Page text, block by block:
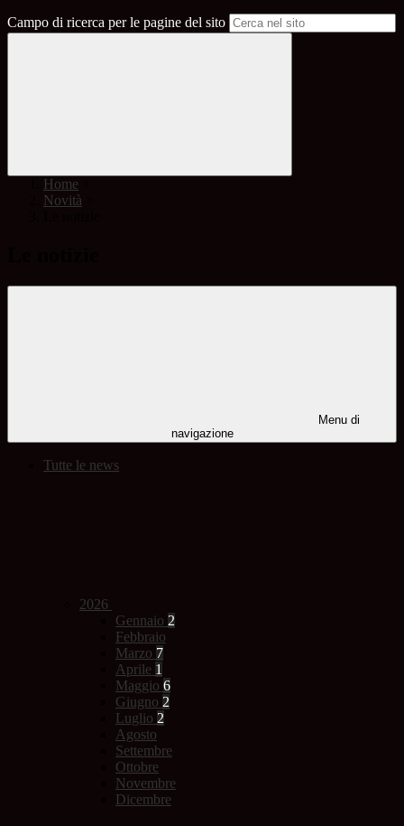
Campo di ricerca per le pagine del sito
Home
Novità
Menu di
navigazione
Tutte le news
2026
Gennaio 2
Febbraio
Marzo 7
Aprile 1
Maggio 6
Giugno 2
Luglio 2
Agosto
Settembre
Ottobre
Novembre
Dicembre